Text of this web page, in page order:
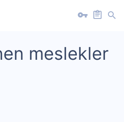
meslekler